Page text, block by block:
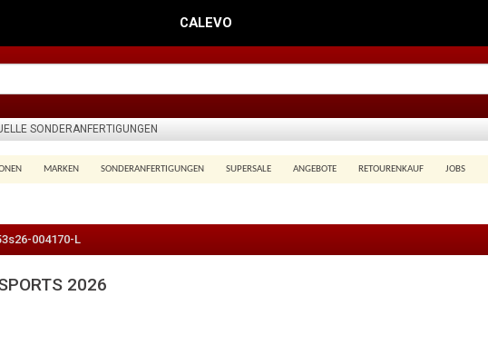
CALEVO
SONDERANFERTIGUNGEN
MARKEN SONDERANFERTIGUNGEN SUPERSALE ANGEBOTE RETOURENKAUF JOBS
004170-L
2026